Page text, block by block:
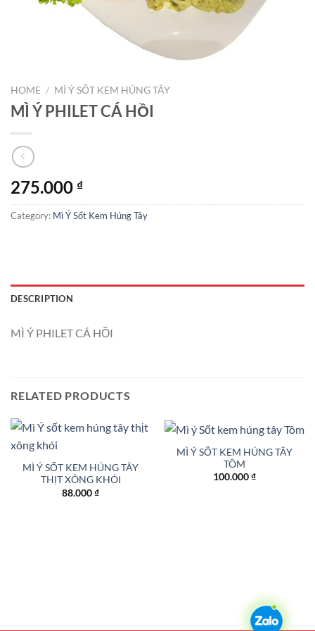
HOME / MÌ Ý SỐT KEM HÚNG TÂY
MÌ Ý PHILET CÁ HỒI
275.000 ₫
Category: Mì Ý Sốt Kem Húng Tây
DESCRIPTION
MÌ Ý PHILET CÁ HỒI
RELATED PRODUCTS
MÌ Ý SỐT KEM HÚNG TÂY
THỊT XÔNG KHÓI
88.000₫
MÌ Ý SỐT KEM HÚNG TÂY
TÔM
100.000₫